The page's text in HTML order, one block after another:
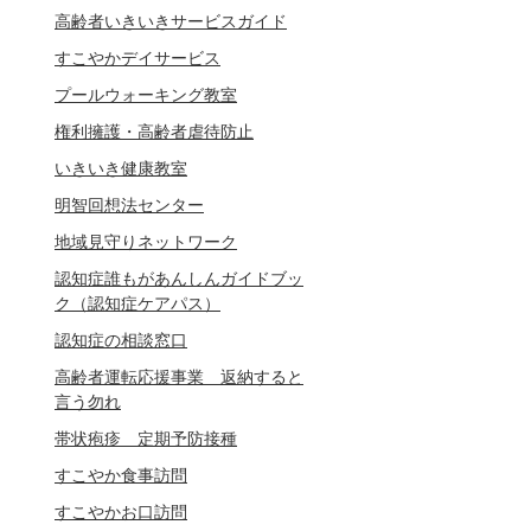
高齢者いきいきサービスガイド
すこやかデイサービス
プールウォーキング教室
権利擁護・高齢者虐待防止
いきいき健康教室
明智回想法センター
地域見守りネットワーク
認知症誰もがあんしんガイドブッ
ク（認知症ケアパス）
認知症の相談窓口
高齢者運転応援事業 返納すると
言う勿れ
帯状疱疹 定期予防接種
すこやか食事訪問
すこやかお口訪問